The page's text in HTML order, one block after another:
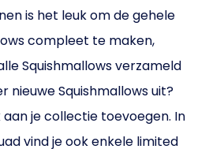
is het leuk om de gehele
compleet te maken,
Squishmallows verzameld
nieuwe Squishmallows uit?
aan je collectie toevoegen. In
vind je ook enkele limited